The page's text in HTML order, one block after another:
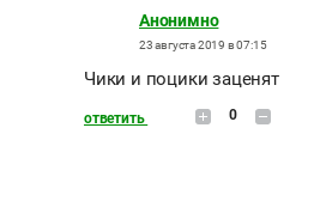
Анонимно
23 августа 2019 в 07:15
Чики и поцики заценят
ответить 0